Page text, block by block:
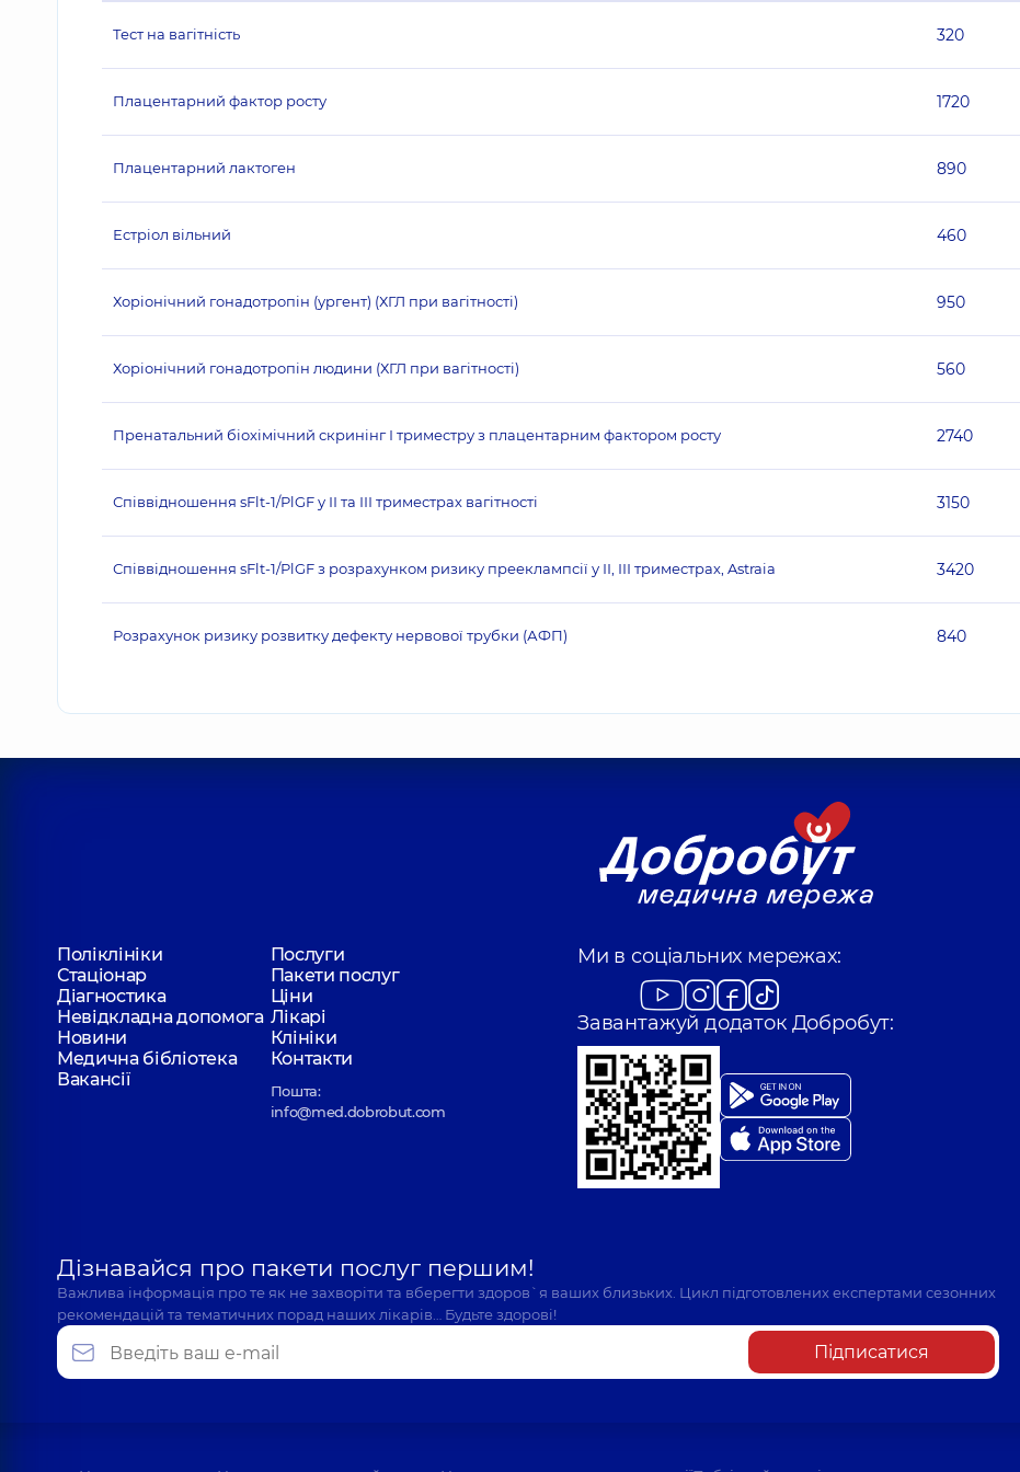
Тест на вагітність 320
Плацентарний фактор росту 1720
Плацентарний лактоген 890
Естріол вільний 460
Хоріонічний гонадотропін (ургент) (ХГЛ при вагітності) 950
Хоріонічний гонадотропін людини (ХГЛ при вагітності) 560
Пренатальний біохімічний скринінг І триместру з плацентарним фактором росту 2740
Співвідношення sFlt-1/PlGF у ІІ та ІІІ триместрах вагітності 3150
Співвідношення sFlt-1/PlGF з розрахунком ризику прееклампсії у ІІ, ІІІ триместрах, Astraia 3420
Розрахунок ризику розвитку дефекту нервової трубки (АФП) 840
Поліклініки
Послуги
Стаціонар
Пакети послуг
Діагностика
Ціни
Невідкладна допомога Лікарі
Новини
Клініки
Медична бібліотека
Контакти
Вакансії
Пошта:
info@med.dobrobut.com
Ми в соціальних мережах:
Завантажуй додаток Добробут:
Дізнавайся про пакети послуг першим!
Важлива інформація про те як не захворіти та вберегти здоров`я ваших близьких. Цикл підготовлених експертами сезонних
рекомендацій та тематичних порад наших лікарів… Будьте здорові!
Підписатися